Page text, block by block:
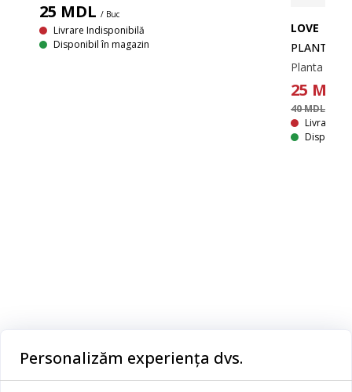
25 MDL / Buc
Livrare Indisponibilă
Disponibil în magazin
LOVE
PLANTĂ
25 MDL
40 MDL
Livrare
Disponibil
Personalizăm experiența dvs.